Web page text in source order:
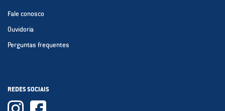
Fale conosco
Ouvidoria
Perguntas frequentes
REDES SOCIAIS